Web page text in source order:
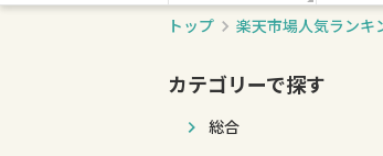
トップ 楽天市場人気ランキ
カテゴリーで探す
総合